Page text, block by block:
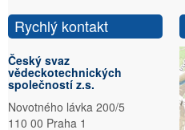
Rychlý kontakt
Český svaz
vědeckotechnických
společností z.s.
Novotného lávka 200/5
110 00 Praha 1